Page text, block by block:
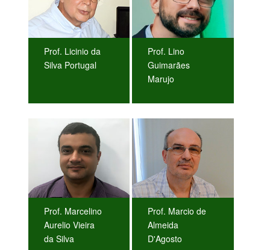
Prof. Licinio da
Silva Portugal
Prof. Lino
Guimarães
Marujo
Prof. Marcelino
Aurelio Vieira
da Silva
Prof. Marcio de
Almeida
D'Agosto